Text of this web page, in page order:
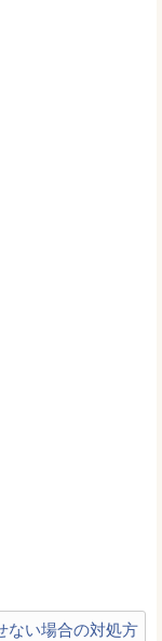
ない場合の対処方